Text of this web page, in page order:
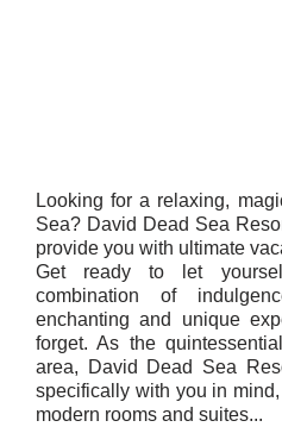
Looking for a relaxing,
Sea? David Dead Sea
provide you with ultimate
Get ready to let
combination of
enchanting and unique
forget. As the
area, David Dead Sea
specifically with you in
modern rooms and suites...